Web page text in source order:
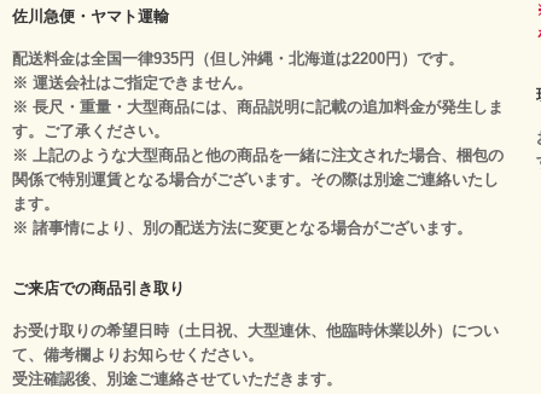
佐川急便・ヤマト運輸
配送料金は全国一律935円（但し沖縄・北海道は2200円）です。
※ 運送会社はご指定できません。
※ 長尺・重量・大型商品には、商品説明に記載の追加料金が発生しま
す。ご了承ください。
※ 上記のような大型商品と他の商品を一緒に注文された場合、梱包の
関係で特別運賃となる場合がございます。その際は別途ご連絡いたし
ます。
※ 諸事情により、別の配送方法に変更となる場合がございます。
ご来店での商品引き取り
お受け取りの希望日時（土日祝、大型連休、他臨時休業以外）につい
て、備考欄よりお知らせください。
受注確認後、別途ご連絡させていただきます。